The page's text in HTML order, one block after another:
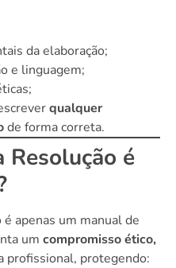
da elaboração;
e linguagem;
qualquer
de forma correta.
Resolução é
apenas um manual de
um compromisso ético,
profissional, protegendo: